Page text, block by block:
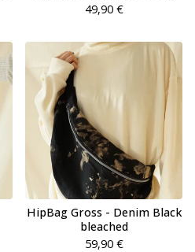
49,90 €
HipBag Gross - Denim Black
bleached
59,90 €